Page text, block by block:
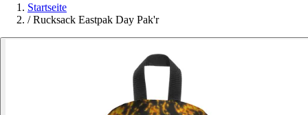
Startseite
/ Rucksack Eastpak Day Pak'r